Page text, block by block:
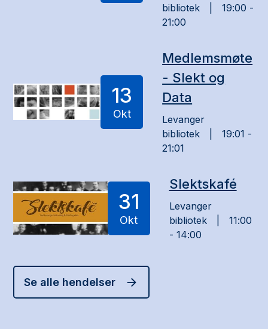
bibliotek
19:00 -
21:00
13
Okt
Medlemsmøte
- Slekt og
Data
Levanger
bibliotek
19:01 -
21:01
31
Okt
Slektskafé
Levanger
bibliotek
11:00
- 14:00
Se alle hendelser